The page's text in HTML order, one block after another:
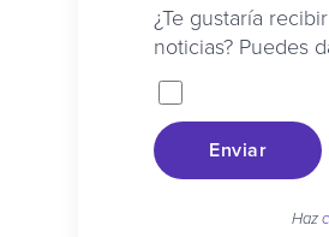
¿Te gustaría
noticias? Puedes
Enviar
Haz